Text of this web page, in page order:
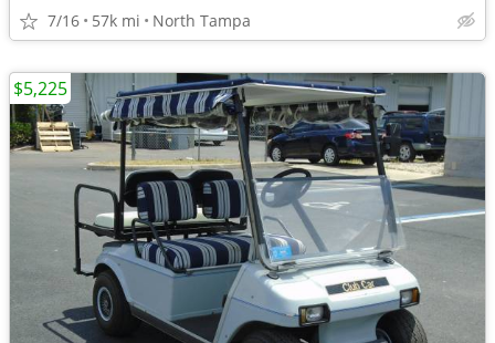
7/16 57k mi North Tampa
$5,225